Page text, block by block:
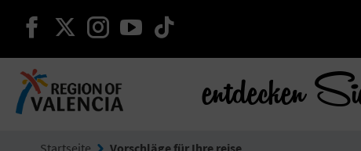
weiter auf facebook
weiter auf twitter
weiter auf instagram
weiter auf youtube
entdecken
Startseite Vorschläge für Ihre reise